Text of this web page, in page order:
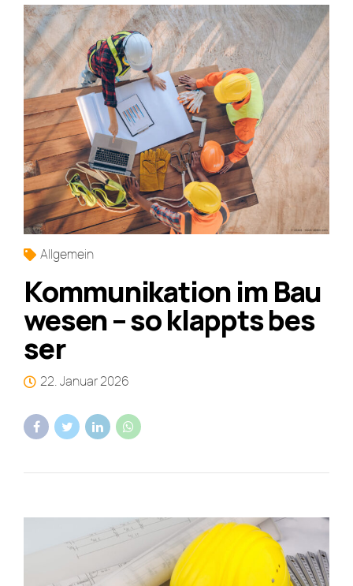
Allgemein
Kommunikation im Bau
wesen – so klappts bes
ser
22. Januar 2026